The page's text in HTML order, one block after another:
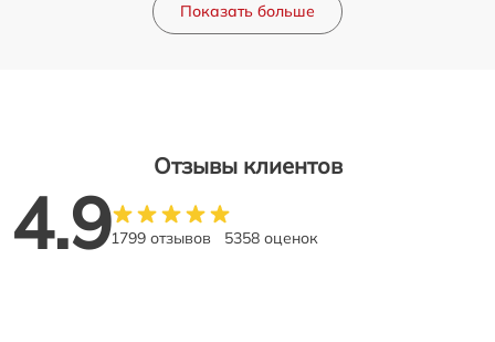
Показать больше
Отзывы клиентов
4.91799 отзывов 5358 оценок